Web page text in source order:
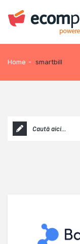
Home - smartbill